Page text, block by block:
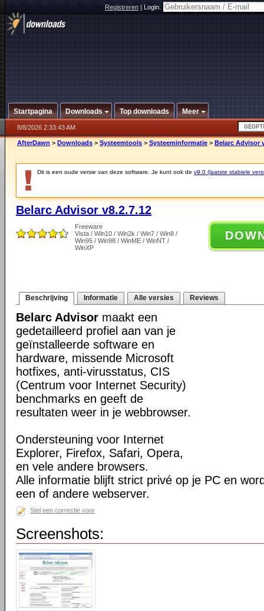
Registreren|Login:
Startpagina Downloads Top downloads Meer
8/8/2026 2:33:43 AM
AfterDawn > Downloads > Systeemtools > Systeeminformatie > Belarc Advisor
Dit is een oude versie van deze software. Je kunt ook de v9.0 (laatste stabiele
Belarc Advisor v8.2.7.12
Freeware
Vista / Win10 / Win2k / Win7 / Win8 /
Win95 / Win98 / WinME / WinNT /
WinXP
Beschrijving Informatie Alle versies Reviews
Belarc Advisor maakt een
gedetailleerd profiel aan van je
geïnstalleerde software en
hardware, missende Microsoft
hotfixes, anti-virusstatus, CIS
(Centrum voor Internet Security)
benchmarks en geeft de
resultaten weer in je webbrowser.
Ondersteuning voor Internet
Explorer, Firefox, Safari, Opera,
en vele andere browsers.
Alle informatie blijft strict privé op je PC en
een of andere webserver.
Stel een correctie voor
Screenshots: